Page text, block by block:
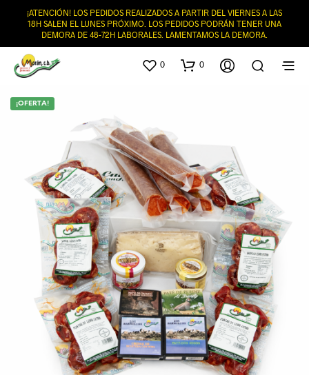
¡ATENCIÓN! LOS PEDIDOS REALIZADOS A PARTIR DEL VIERNES A LAS
18H SALEN EL LUNES PRÓXIMO. LOS PEDIDOS PODRÁN TENER UNA
DEMORA DE 48-72H LABORALES. LAMENTAMOS LA DEMORA.
0 0
¡OFERTA!